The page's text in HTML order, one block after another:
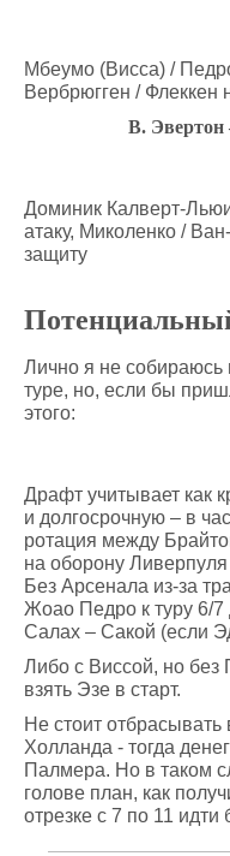
Мбеумо (Висса) /
Вербрюгген / Флеккен
В.
Доминик Калверт-
атаку, Миколенко /
защиту
Лично я не собираюсь
туре, но, если бы
этого:
Драфт учитывает как
и долгосрочную – в
ротация между
на оборону Ливерпуля
Без Арсенала из-за
Жоао Педро к туру 6/7
Салах – Сакой (если
Либо с Виссой, но без
взять Эзе в старт.
Не стоит отбрасывать
Холланда - тогда
Палмера. Но в таком
голове план, как
отрезке с 7 по 11 идти